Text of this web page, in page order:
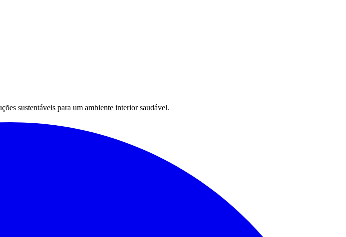
sustentáveis para um ambiente interior saudável.